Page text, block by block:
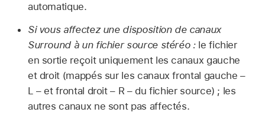
automatique.
Si vous affectez une disposition de canaux
Surround à un fichier source stéréo :le fichier
en sortie reçoit uniquement les canaux gauche
et droit (mappés sur les canaux frontal gauche –
L – et frontal droit – R – du fichier source) ; les
autres canaux ne sont pas affectés.